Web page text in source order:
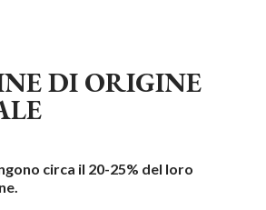
DI ORIGINE
circa il 20-25% del loro